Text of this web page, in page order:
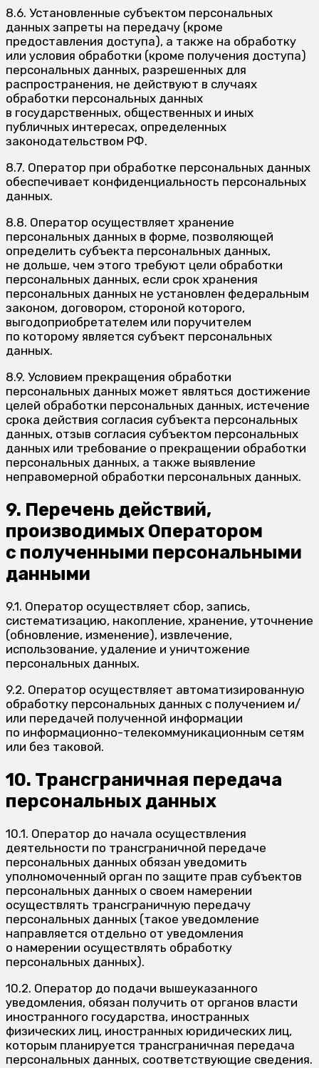
8.6. Установленные субъектом персональных
данных запреты на передачу (кроме
предоставления доступа), а также на обработку
или условия обработки (кроме получения доступа)
персональных данных, разрешенных для
распространения, не действуют в случаях
обработки персональных данных
в государственных, общественных и иных
публичных интересах, определенных
законодательством РФ.
8.7. Оператор при обработке персональных данных
обеспечивает конфиденциальность персональных
данных.
8.8. Оператор осуществляет хранение
персональных данных в форме, позволяющей
определить субъекта персональных данных,
не дольше, чем этого требуют цели обработки
персональных данных, если срок хранения
персональных данных не установлен федеральным
законом, договором, стороной которого,
выгодоприобретателем или поручителем
по которому является субъект персональных
данных.
8.9. Условием прекращения обработки
персональных данных может являться достижение
целей обработки персональных данных, истечение
срока действия согласия субъекта персональных
данных, отзыв согласия субъектом персональных
данных или требование о прекращении обработки
персональных данных, а также выявление
неправомерной обработки персональных данных.
9. Перечень действий,
производимых Оператором
с полученными персональными
данными
9.1. Оператор осуществляет сбор, запись,
систематизацию, накопление, хранение, уточнение
(обновление, изменение), извлечение,
использование, удаление и уничтожение
персональных данных.
9.2. Оператор осуществляет автоматизированную
обработку персональных данных с получением и/
или передачей полученной информации
по информационно-телекоммуникационным сетям
или без таковой.
10. Трансграничная передача
персональных данных
10.1. Оператор до начала осуществления
деятельности по трансграничной передаче
персональных данных обязан уведомить
уполномоченный орган по защите прав субъектов
персональных данных о своем намерении
осуществлять трансграничную передачу
персональных данных (такое уведомление
направляется отдельно от уведомления
о намерении осуществлять обработку
персональных данных).
10.2. Оператор до подачи вышеуказанного
уведомления, обязан получить от органов власти
иностранного государства, иностранных
физических лиц, иностранных юридических лиц,
которым планируется трансграничная передача
персональных данных, соответствующие сведения.